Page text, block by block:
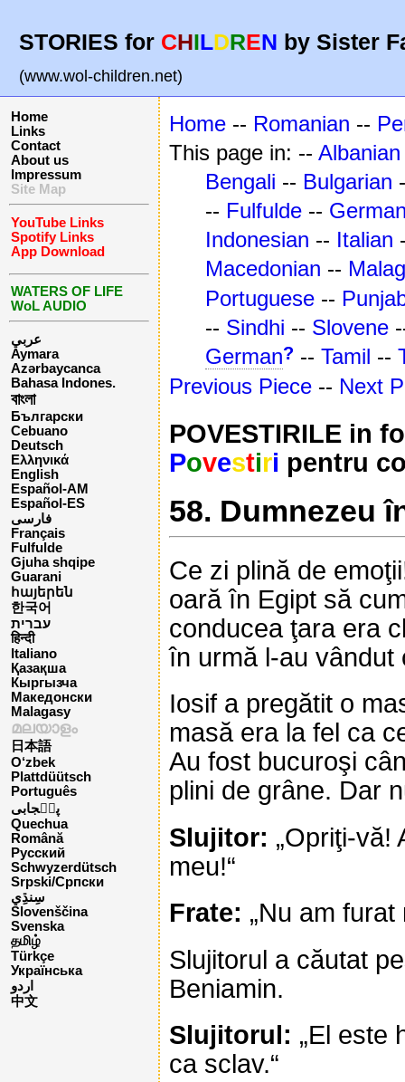
STORIES for CHILDREN by Sister
(www.wol-children.net)
Home
Links
Contact
About us
Impressum
Site Map
YouTube Links
Spotify Links
App Download
WATERS OF LIFE
WoL AUDIO
عربي
Aymara
Azərbaycanca
Bahasa Indones.
বাংলা
Български
Cebuano
Deutsch
Ελληνικά
English
Español-AM
Español-ES
فارسی
Français
Fulfulde
Gjuha shqipe
Guarani
հայերեն
한국어
עברית
हिन्दी
Italiano
Қазақша
Кыргызча
Македонски
Malagasy
മലയാളം
日本語
O‘zbek
Plattdüütsch
Português
پن٘جابی
Quechua
Română
Русский
Schwyzerdütsch
Srpski/Српски
Slovenščina
Svenska
தமிழ்
Türkçe
Українська
اردو
中文
Home -- Romanian --
This page in: -- Albanian
Bengali -- Bulgarian
-- Fulfulde --
Indonesian -- Italian
Macedonian --
Portuguese --
-- Sindhi -- Slovene
German? -- Tamil --
Previous Piece -- Next
POVESTIRILE in
Povestiri pentru
58. Dumnezeu
Ce zi plină de
oară în Egipt să
conducea ţara era
în urmă l-au vândut
Iosif a pregătit o
masă era la fel ca
Au fost bucuroşi
plini de grâne. Dar
Slujitor: „Opriţi-vă!
meu!“
Frate: „Nu am
Slujitorul a căutat
Beniamin.
Slujitorul: „El este
ca sclav.“